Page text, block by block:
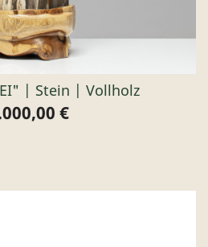
| Stein | Vollholz
€